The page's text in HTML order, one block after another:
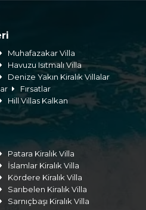
Muhafazakar Villa
Havuzu Isıtmalı Villa
Denize Yakın Kiralık Villalar
Fırsatlar
Hill Villas Kalkan
Patara Kiralık Villa
İslamlar Kiralık Villa
Kördere Kiralık Villa
Sarıbelen Kiralık Villa
Sarnıçbaşı Kiralık Villa